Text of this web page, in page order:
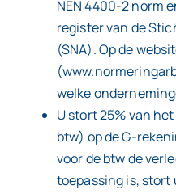
NEN 4400-2 norm
register van de
(SNA). Op de
welke
U stort 25% van
btw) op de G-
voor de btw de
toepassing is, stort